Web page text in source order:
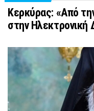
Κερκύρας: «Από
στην Ηλεκτρονική